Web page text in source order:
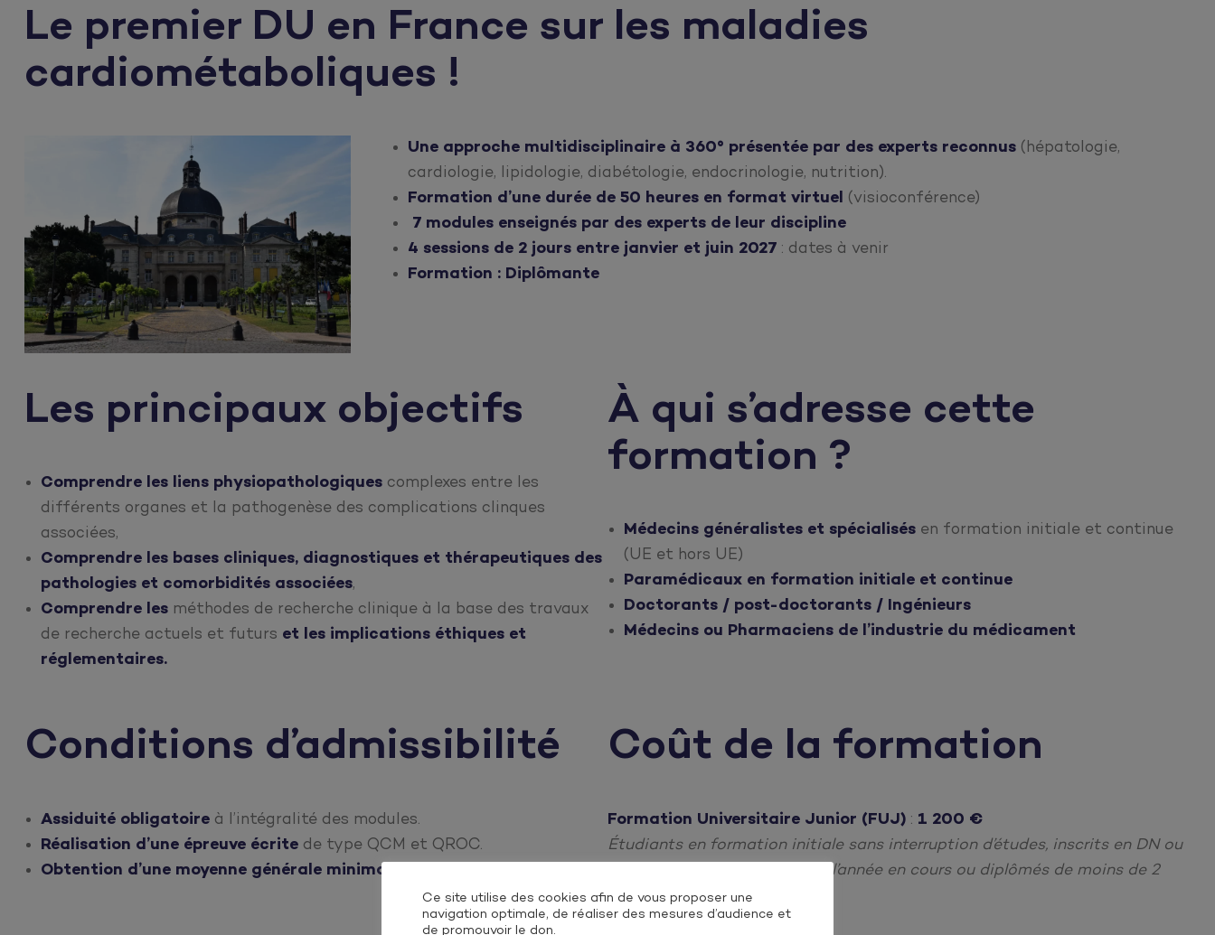
Le premier DU en France sur les maladies
cardiométaboliques !
Une approche multidisciplinaire à 360° présentée par des experts reconnus (hépatologie,
cardiologie, lipidologie, diabétologie, endocrinologie, nutrition).
Formation d’une durée de 50 heures en format virtuel (visioconférence)
7 modules enseignés par des experts de leur discipline
4 sessions de 2 jours entre janvier et juin 2027 : dates à venir
Formation : Diplômante
Les principaux objectifs
Comprendre les liens physiopathologiquescomplexes entre les
différents organes et la pathogenèse des complications clinques
associées,
Comprendre les bases cliniques, diagnostiques et thérapeutiques des
pathologies et comorbidités associées,
Comprendre les méthodes de recherche clinique à la base des travaux
de recherche actuels et futurs et les implications éthiques et
réglementaires.
À qui s’adresse cette
formation ?
Médecins généralistes et spécialisésen formation initiale et continue
(UE et hors UE)
Paramédicaux en formation initiale et continue
Doctorants / post-doctorants / Ingénieurs
Médecins ou Pharmaciens de l’industrie du médicament
Conditions d’admissibilité
Assiduité obligatoireà l’intégralité des modules.
Réalisation d’une épreuve écrite de type QCM et QROC.
Obtention d’une moyenne générale minimale de 10/20.
Coût de la formation
Formation Universitaire Junior (FUJ) : 1 200 €
Étudiants en formation initiale sans interruption d’études, inscrits en DN ou
DE (hors DU-DIU) au titre de l’année en cours ou diplômés de moins de 2
ans
Ce site utilise des cookies afin de vous proposer une
navigation optimale, de réaliser des mesures d’audience et
de promouvoir le don.